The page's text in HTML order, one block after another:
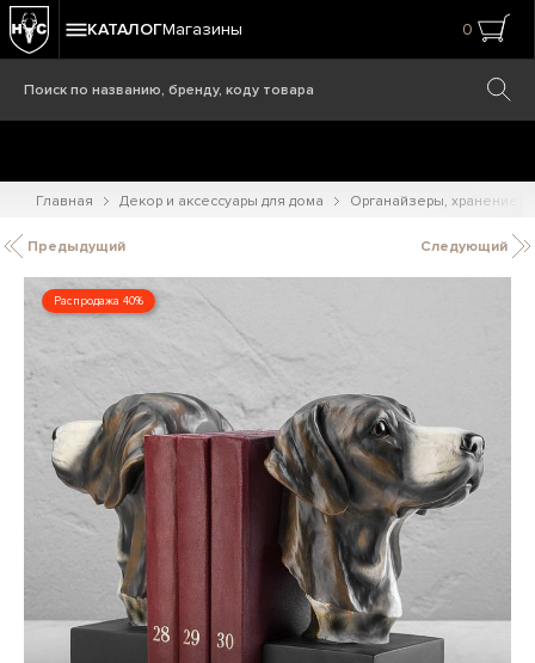
КАТАЛОГМагазины 0
Главная Декор и аксессуары для дома Органайзеры, хранение
Предыдущий Следующий
Распродажа 40%